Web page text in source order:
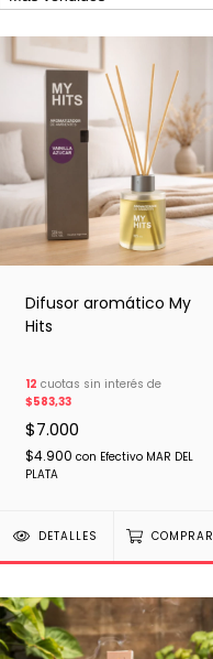
Difusor aromático My
Hits
12 cuotas sin interés de
$583,33
$7.000
$4.900 con Efectivo MAR DEL
PLATA
DETALLES COMPRAR